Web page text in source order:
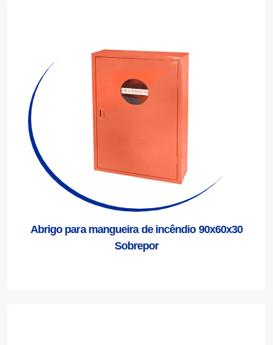
Abrigo para mangueira de incêndio 90x60x30
Sobrepor